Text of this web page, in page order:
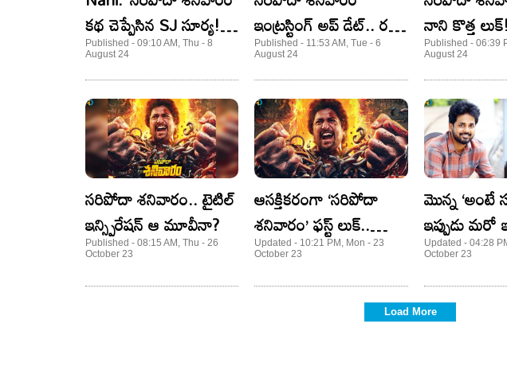
కథ చెప్పేసిన SJ సూర్య!
షాక్ లో ఫ్యాన్స్..
Published - 09:10 AM, Thu - 8
August 24
ఇంట్రస్టింగ్ అప్ డేట్.. రన్
టైం లాక్..!
Published - 11:53 AM, Tue - 6
August 24
నాని కొత్త
కాదు..
Published - 06:39
August 24
సరిపోదా శనివారం.. టైటిల్
ఇన్స్పిరేషన్ ఆ మూవీనా?
Published - 08:15 AM, Thu - 26
October 23
ఆసక్తికరంగా ‘సరిపోదా
శనివారం’ ఫస్ట్ లుక్..
ఈసారి జానర్ మార్చిన క్రేజీ
Updated - 10:21 PM, Mon - 23
October 23
మొన్న ‘అంటే
ఇప్పుడు మరో
టైటిల్!
Updated - 04:28
October 23
Load More